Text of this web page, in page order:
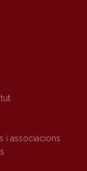
i associacions